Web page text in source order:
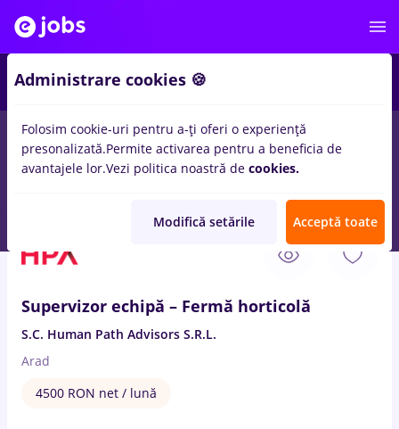
Remote (de acasă) București Cluj-Napoca
Supervizor echipă – Fermă horticolă
S.C. Human Path Advisors S.R.L.
Arad
4500 RON net / lună
Administrare cookies 🍪
Folosim cookie-uri pentru a-ți oferi o experiență
presonalizată.Permite activarea pentru a beneficia de
avantajele lor.Vezi politica noastră de cookies.
Modifică setările Acceptă toate